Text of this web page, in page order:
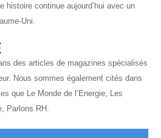
histoire continue aujourd’hui avec un
Uni.
des articles de magazines spécialisés
Nous sommes également cités dans
que Le Monde de l‘Energie, Les
Parlons RH.